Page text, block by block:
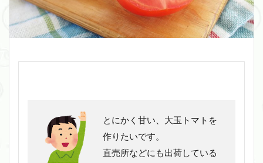
とにかく甘い、大玉トマトを
作りたいです。
直売所などにも出荷している